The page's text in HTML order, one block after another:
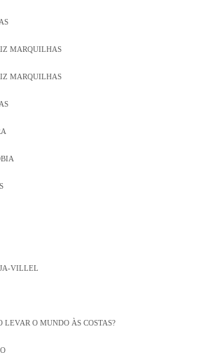
MARQUILHAS
MARQUILHAS
VILLEL
LEVAR O MUNDO ÀS COSTAS?